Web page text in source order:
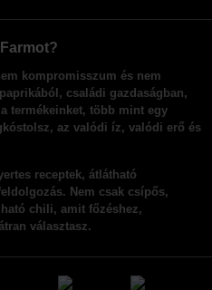
kompromisszum és nem
, családi gazdaságban,
termékeinket, több mint egy
az valódi íz, valódi erő és
receptek, átlátható
Nem csak csípős,
chili, amit főzéshez,
választasz.